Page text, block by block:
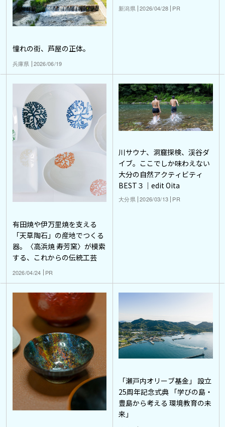
憧れの街、芦屋の正体。
兵庫県 2026/06/19
新潟県 2026/04/28 PR
有田焼や伊万里焼を支える
「天草陶石」の産地でつくる
器。〈高浜焼 寿芳窯〉が模索
する、これからの伝統工芸
2026/04/24 PR
川サウナ、洞窟探検、渓谷ダ
イブ。ここでしか味わえない
大分の自然アクティビティ
BEST３｜edit Oita
大分県 2026/03/13 PR
「瀬戸内オリーブ基金」 設立
25周年記念式典 「学びの島・
豊島から考える 環境教育の未
来」